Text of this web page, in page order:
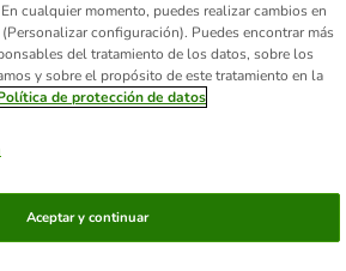
cualquier momento, puedes realizar cambios en
configuración). Puedes encontrar más
del tratamiento de los datos, sobre los
y sobre el propósito de este tratamiento en la
de protección de datos
Aceptar y continuar